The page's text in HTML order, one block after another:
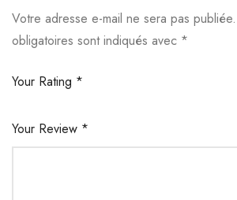
Votre adresse e-mail ne sera pas publiée.
obligatoires sont indiqués avec *
Your Rating *
Your Review *